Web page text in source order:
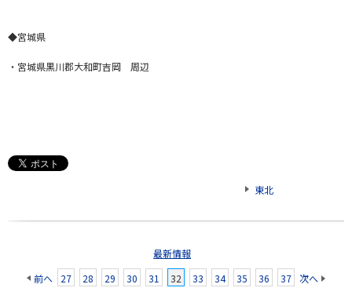
◆宮城県
・宮城県黒川郡大和町吉岡 周辺
東北
最新情報
前へ
27 28 29 30 31 32 33 34 35 36 37 次へ